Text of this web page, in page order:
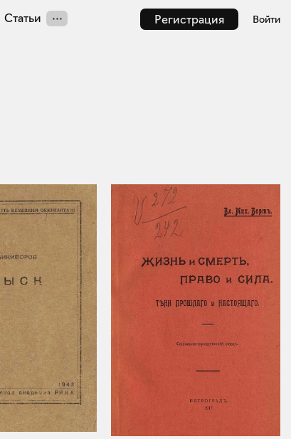
Регистрация Войти
Статьи